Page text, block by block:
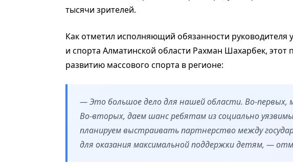
тысячи зрителей.
Как отметил исполняющий обязанности руководителя
и спорта Алматинской области Рахман Шахарбек,
развитию массового спорта в регионе:
— Это большое дело для нашей области. Во-первых,
Во-вторых, даем шанс ребятам из социально
планируем выстраивать партнерство между
для оказания максимальной поддержки детям, —